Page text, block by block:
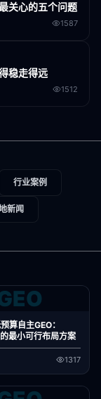
关心的五个问题
1587
稳走得远
1512
行业案例
新闻
算自主GEO：
最小可行布局方案
1317